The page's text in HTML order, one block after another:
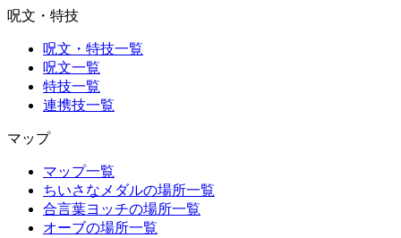
呪文・特技
呪文・特技一覧
呪文一覧
特技一覧
連携技一覧
マップ
マップ一覧
ちいさなメダルの場所一覧
合言葉ヨッチの場所一覧
オーブの場所一覧